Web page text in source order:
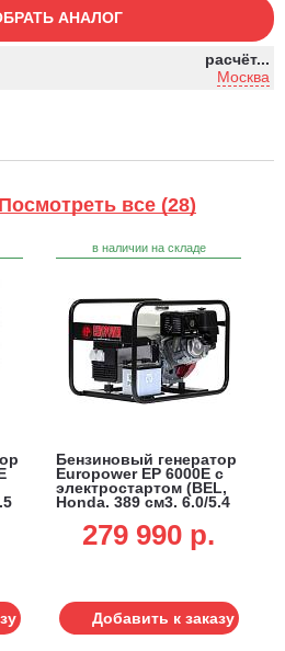
АНАЛОГ
расчёт...
Москва
Посмотреть все (28)
в наличии на складе
Бензиновый генератор
Europower EP 6000E с
электростартом (BEL,
Honda, 389 см3, 6.0/5.4
279 990 p.
Добавить к заказу